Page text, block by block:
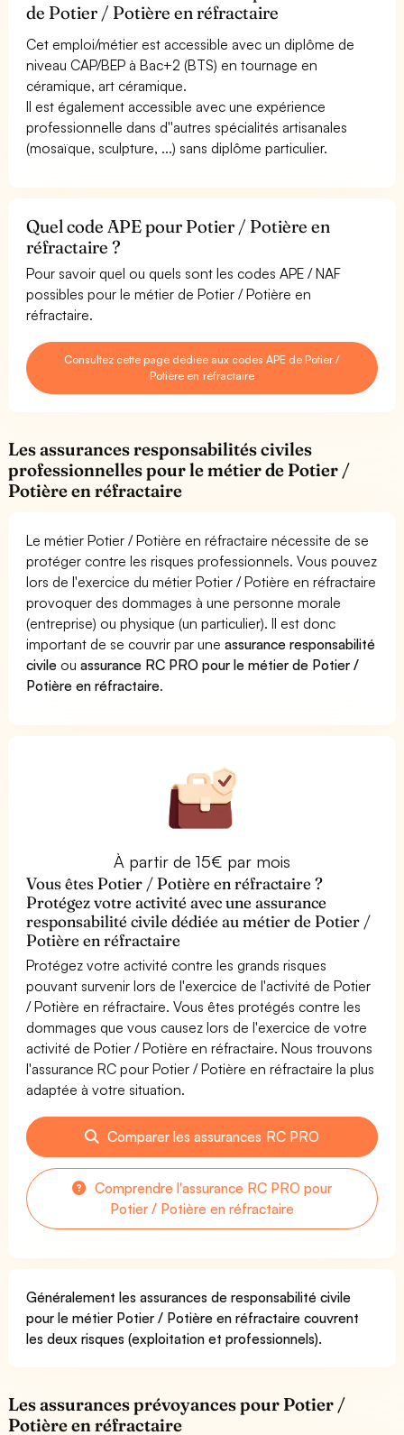
de Potier / Potière en réfractaire
Cet emploi/métier est accessible avec un diplôme de
niveau CAP/BEP à Bac+2 (BTS) en tournage en
céramique, art céramique.
Il est également accessible avec une expérience
professionnelle dans d''autres spécialités artisanales
(mosaïque, sculpture, ...) sans diplôme particulier.
Quel code APE pour Potier / Potière en
réfractaire ?
Pour savoir quel ou quels sont les codes APE / NAF
possibles pour le métier de Potier / Potière en
réfractaire.
Consultez cette page dédiée aux codes APE de Potier /
Potière en réfractaire
Les assurances responsabilités civiles
professionnelles pour le métier de Potier /
Potière en réfractaire
Le métier Potier / Potière en réfractaire nécessite de se
protéger contre les risques professionnels. Vous pouvez
lors de l'exercice du métier Potier / Potière en réfractaire
provoquer des dommages à une personne morale
(entreprise) ou physique (un particulier). Il est donc
important de se couvrir par uneassurance responsabilité
civile ouassurance RC PRO pour le métier de Potier /
Potière en réfractaire.
À partir de 15€ par mois
Vous êtes Potier / Potière en réfractaire ?
Protégez votre activité avec une assurance
responsabilité civile dédiée au métier de Potier /
Potière en réfractaire
Protégez votre activité contre les grands risques
pouvant survenir lors de l'exercice de l'activité de Potier
/ Potière en réfractaire. Vous êtes protégés contre les
dommages que vous causez lors de l'exercice de votre
activité de Potier / Potière en réfractaire. Nous trouvons
l'assurance RC pour Potier / Potière en réfractaire la plus
adaptée à votre situation.
Comparer les assurances RC PRO
Comprendre l'assurance RC PRO pour
Potier / Potière en réfractaire
Généralement les assurances de responsabilité civile
pour le métier Potier / Potière en réfractaire couvrent
les deux risques (exploitation et professionnels).
Les assurances prévoyances pour Potier /
Potière en réfractaire